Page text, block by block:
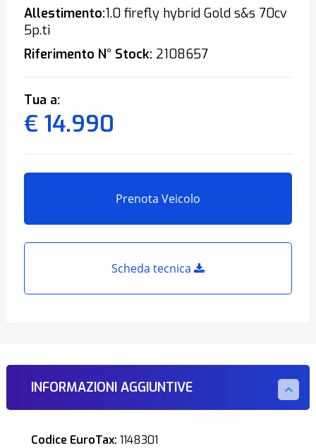
Allestimento:1.0 firefly hybrid Gold s&s 70cv
5p.ti
Riferimento N° Stock:2108657
Tua a:
€ 14.990
Prenota Veicolo
Scheda tecnica
INFORMAZIONI AGGIUNTIVE
Codice EuroTax: 1148301